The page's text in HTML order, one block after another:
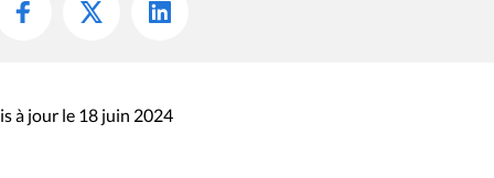
à jour le 18 juin 2024